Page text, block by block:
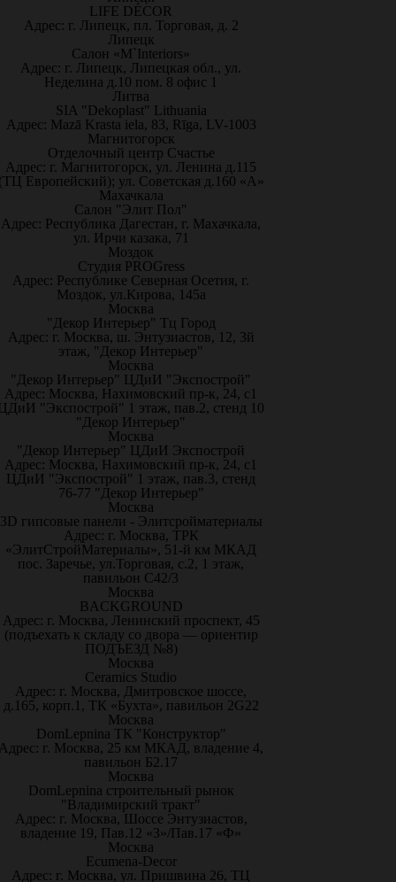
LIFE DÉCOR
Адрес: г. Липецк, пл. Торговая, д. 2
Липецк
Салон «M`Interiors»
Адрес: г. Липецк, Липецкая обл., ул.
Неделина д.10 пом. 8 офис 1
Литва
SIA "Dekoplast" Lithuania
Адрес: Mazā Krasta iela, 83, Rīga, LV-1003
Магнитогорск
Отделочный центр Счастье
Адрес: г. Магнитогорск, ул. Ленина д.115
Европейский); ул. Советская д.160 «А»
Махачкала
Салон "Элит Пол"
Адрес: Республика Дагестан, г. Махачкала,
ул. Ирчи казака, 71
Моздок
Студия PROGress
Адрес: Республике Северная Осетия, г.
Моздок, ул.Кирова, 145а
Москва
"Декор Интерьер" Тц Город
Адрес: г. Москва, ш. Энтузиастов, 12, 3й
этаж, "Декор Интерьер"
Москва
"Декор Интерьер" ЦДиИ "Экспострой"
Адрес: Москва, Нахимовский пр-к, 24, с1
"Экспострой" 1 этаж, пав.2, стенд 10
"Декор Интерьер"
Москва
"Декор Интерьер" ЦДиИ Экспострой
Адрес: Москва, Нахимовский пр-к, 24, с1
ЦДиИ "Экспострой" 1 этаж, пав.3, стенд
76-77 "Декор Интерьер"
Москва
3D гипсовые панели - Элитсройматериалы
Адрес: г. Москва, ТРК
«ЭлитСтройМатериалы», 51-й км МКАД
пос. Заречье, ул.Торговая, с.2, 1 этаж,
павильон С42/3
Москва
BACKGROUND
Адрес: г. Москва, Ленинский проспект, 45
(подъехать к складу со двора — ориентир
ПОДЪЕЗД №8)
Москва
Ceramics Studio
Адрес: г. Москва, Дмитровское шоссе,
д.165, корп.1, ТК «Бухта», павильон 2G22
Москва
DomLepnina ТК "Конструктор"
г. Москва, 25 км МКАД, владение 4,
павильон Б2.17
Москва
DomLepnina строительный рынок
"Владимирский тракт"
Адрес: г. Москва, Шоссе Энтузиастов,
владение 19, Пав.12 «З»/Пав.17 «Ф»
Москва
Ecumena-Decor
Адрес: г. Москва, ул. Пришвина 26, ТЦ